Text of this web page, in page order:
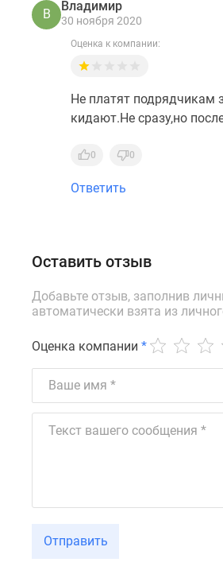
В
Владимир
30 ноября 2020
Оценка к компании:
Не платят подрядчикам
кидают.Не сразу,но
0 0
Ответить
Оставить отзыв
Добавьте отзыв, заполнив
автоматически взята из
Оценка компании *
Отправить